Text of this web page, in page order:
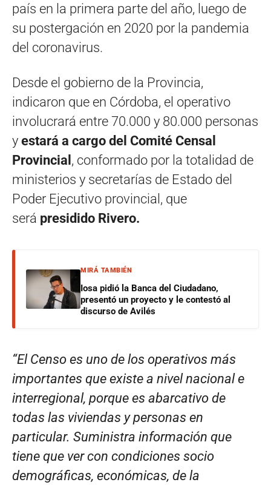
país en la primera parte del año, luego de
su postergación en 2020 por la pandemia
del coronavirus.
Desde el gobierno de la Provincia,
indicaron que en Córdoba, el operativo
involucrará entre 70.000 y 80.000 personas
y estará a cargo del Comité Censal
Provincial , conformado por la totalidad de
ministerios y secretarías de Estado del
Poder Ejecutivo provincial, que
será presidido Rivero.
MIRÁ TAMBIÉN
Iosa pidió la Banca del Ciudadano,
presentó un proyecto y le contestó al
discurso de Avilés
“El Censo es uno de los operativos más
importantes que existe a nivel nacional e
interregional, porque es abarcativo de
todas las viviendas y personas en
particular. Suministra información que
tiene que ver con condiciones socio
demográficas, económicas, de la